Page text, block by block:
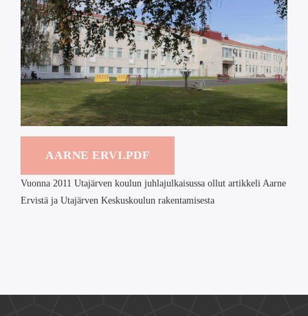
AARNE ERVI.PDF
Vuonna 2011 Utajärven koulun juhlajulkaisussa ollut artikkeli Aarne
Ervistä ja Utajärven Keskuskoulun rakentamisesta